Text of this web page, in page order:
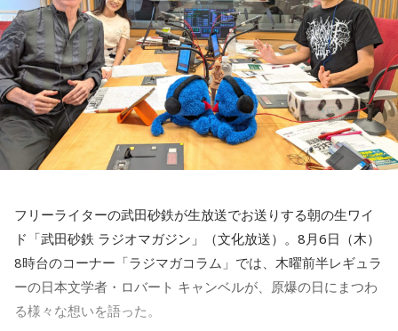
金子勝「ポピュリズムの面もあるけれど。もう少し言うと、
すべてを考慮したうえで、すべてをとることはできない。バ
ランスをとると言っても、あれもこれも、というのは無理な
ので。計算したうえで何がもっとも利益があるか、と思考す
るプロセスが消えていて。ある種のイデオロギーみたいなも
のでボン、といってそれを貫くことが政治だと思い込んでい
るのではないか、と」
青木 「はい」
金子 「中国は気に入らないこともたくさんあるけど、貿易の
利益やいろいろ考えたうえで、ここまでは許される、ここか
らはいけない、みたいな計算をしなければいけない。（高市
る。
当番組は、現地・ボートレース徳山から生中継。地元・山口
放送（KRY）のラジオパーソナリティ・原田かおりをゲスト
に迎え、実況・進行を文化放送の高橋将市アナウンサーが担
当し、緊迫した空気と現地の熱気を、音声ならではの圧倒的
な臨場感で全国のリスナーへ伝える。
■番組名： 『ボートレースライブ プレミアムGⅠ 第40回レデ
ィースチャンピオン優勝戦 実況中継』
■放送日時： 2026年8月11日（火・祝） 午後4時30分～5時
00分
その他ネット各局 ： 午後4時30分～4時55分
フリーライターの武田砂鉄が生放送でお送りする朝の生ワイ
ド「武田砂鉄 ラジオマガジン」（文化放送）。8月6日（木）
8時台のコーナー「ラジマガコラム」では、木曜前半レギュラ
ーの日本文学者・ロバート キャンベルが、原爆の日にまつわ
る様々な想いを語った。